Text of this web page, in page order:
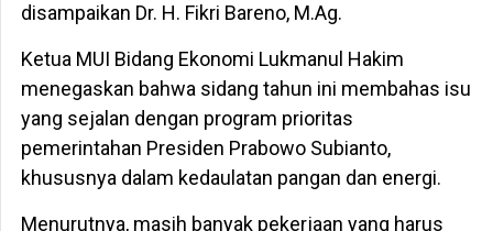
disampaikan Dr. H. Fikri Bareno, M.Ag.
Ketua MUI Bidang Ekonomi Lukmanul Hakim
menegaskan bahwa sidang tahun ini membahas isu
yang sejalan dengan program prioritas
pemerintahan Presiden Prabowo Subianto,
khususnya dalam kedaulatan pangan dan energi.
Menurutnya, masih banyak pekerjaan yang harus